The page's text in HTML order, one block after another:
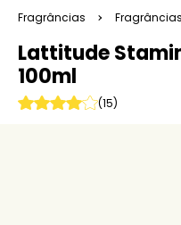
Fragrâncias
Lattitude
100ml
(15)